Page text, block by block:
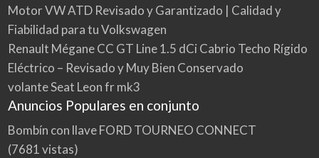
Motor VW ATD Revisado y Garantizado | Calidad y
Fiabilidad para tu Volkswagen
Renault Mégane CC GT Line 1.5 dCi Cabrio Techo Rígido
Eléctrico – Revisado y Muy Bien Conservado
volante Seat Leon fr mk3
Anuncios Populares en conjunto
Bombín con llave FORD TOURNEO CONNECT
(7681 vistas)